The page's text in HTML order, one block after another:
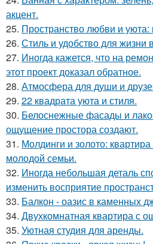
акцент.
25. Пространство любви и уюта:
26. Стиль и удобство для жизни
27. Иногда кажется, что на
этот проект доказал обратное.
28. Атмосфера для души и
29. 22 квадрата уюта и стиля.
30. Белоснежные фасады и
ощущение простора создают.
31. Молдинги и золото:
молодой семьи.
32. Иногда небольшая деталь
изменить восприятие
33. Балкон - оазис в каменных
34. Двухкомнатная квартира с
35. Уютная студия для аренды.